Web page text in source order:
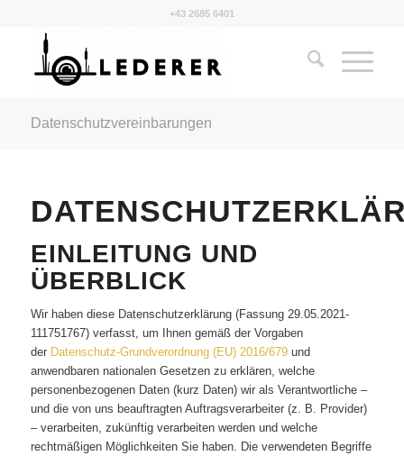
+43 2685 6401
Datenschutzvereinbarungen
EINLEITUNG UND
ÜBERBLICK
Wir haben diese Datenschutzerklärung (Fassung 29.05.2021-
111751767) verfasst, um Ihnen gemäß der Vorgaben
der Datenschutz-Grundverordnung (EU) 2016/679und
anwendbaren nationalen Gesetzen zu erklären, welche
personenbezogenen Daten (kurz Daten) wir als Verantwortliche –
und die von uns beauftragten Auftragsverarbeiter (z. B. Provider)
– verarbeiten, zukünftig verarbeiten werden und welche
rechtmäßigen Möglichkeiten Sie haben. Die verwendeten Begriffe